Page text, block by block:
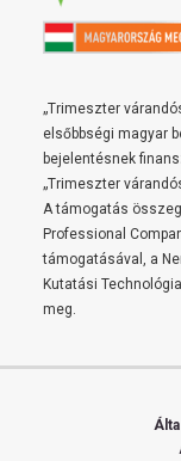
„Trimeszter
elsőbbségi magyar
bejelentésnek
„Trimeszter
A támogatás
Professional
támogatásával, a
Kutatási
meg.